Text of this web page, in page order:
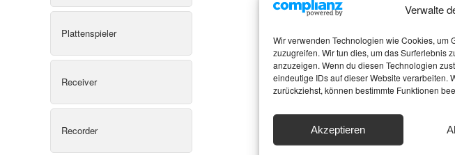
Verwalte
Wir verwenden Technologien wie Cookies, um
zuzugreifen. Wir tun dies, um das Surferlebnis
anzuzeigen. Wenn du diesen Technologien
eindeutige IDs auf dieser Website verarbeiten.
zurückziehst, können bestimmte Funktionen
Akzeptieren
Plattenspieler
Receiver
Recorder